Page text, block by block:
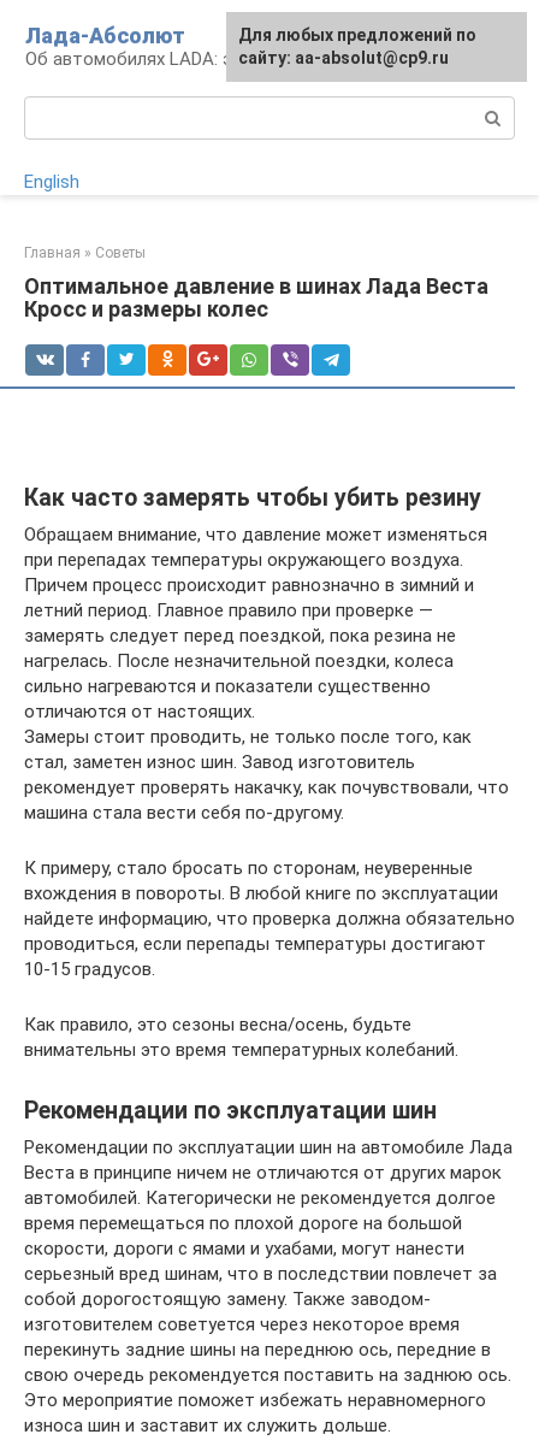
контенту
Лада-Абсолют
Об автомобилях LADA: эксплуатация и сервис
English
Главная » Советы
Оптимальное давление в шинах Лада Веста
Кросс и размеры колес
Как часто замерять чтобы убить резину
Обращаем внимание, что давление может изменяться
при перепадах температуры окружающего воздуха.
Причем процесс происходит равнозначно в зимний и
летний период. Главное правило при проверке —
замерять следует перед поездкой, пока резина не
нагрелась. После незначительной поездки, колеса
сильно нагреваются и показатели существенно
отличаются от настоящих.
Замеры стоит проводить, не только после того, как
стал, заметен износ шин. Завод изготовитель
рекомендует проверять накачку, как почувствовали, что
машина стала вести себя по-другому.
К примеру, стало бросать по сторонам, неуверенные
вхождения в повороты. В любой книге по эксплуатации
найдете информацию, что проверка должна обязательно
проводиться, если перепады температуры достигают
10-15 градусов.
Как правило, это сезоны весна/осень, будьте
внимательны это время температурных колебаний.
Рекомендации по эксплуатации шин
Рекомендации по эксплуатации шин на автомобиле Лада
Веста в принципе ничем не отличаются от других марок
автомобилей. Категорически не рекомендуется долгое
время перемещаться по плохой дороге на большой
скорости, дороги с ямами и ухабами, могут нанести
серьезный вред шинам, что в последствии повлечет за
собой дорогостоящую замену. Также заводом-
изготовителем советуется через некоторое время
перекинуть задние шины на переднюю ось, передние в
свою очередь рекомендуется поставить на заднюю ось.
Это мероприятие поможет избежать неравномерного
износа шин и заставит их служить дольше.
Для любых предложений по
сайту: aa-absolut@cp9.ru